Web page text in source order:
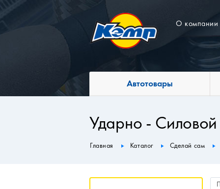
О компании
Автотовары
Ударно - Силовой
Главная Каталог Сделай сам